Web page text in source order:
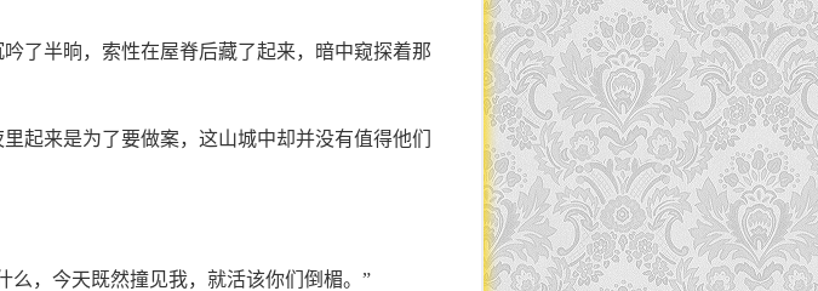
了半晌，索性在屋脊后藏了起来，暗中窥探着那
起来是为了要做案，这山城中却并没有值得他们
么，今天既然撞见我，就活该你们倒楣。”